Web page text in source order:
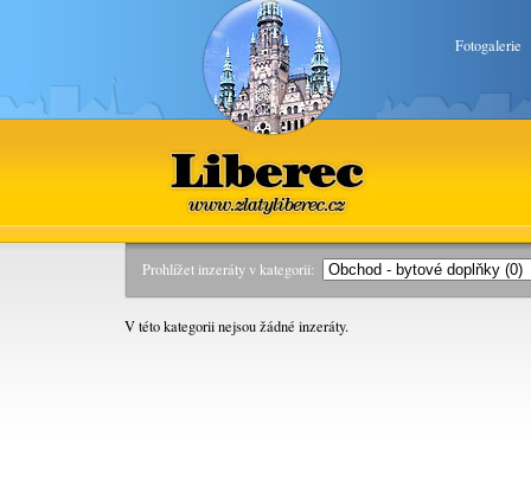
Fotogalerie
Liberec
www.zlatyliberec.cz
Prohlížet inzeráty v kategorii:
V této kategorii nejsou žádné inzeráty.